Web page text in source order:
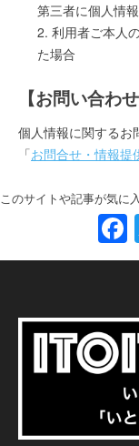
第三者に個人情
利用者ご本人
た場合
【お問い合わせ
個人情報に関するお
「お問合せ・情報提
このサイトや記事が気に
o